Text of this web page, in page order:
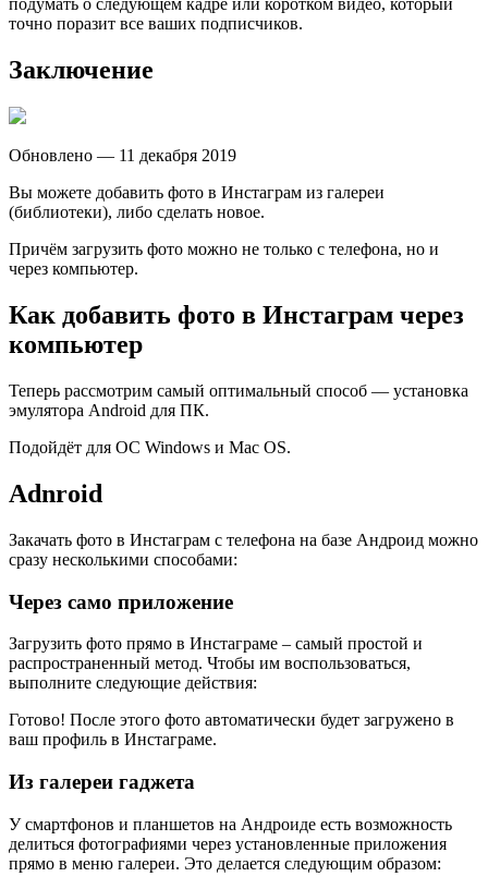
подумать о следующем кадре или коротком видео, который
точно поразит все ваших подписчиков.
Заключение
Обновлено — 11 декабря 2019
Вы можете добавить фото в Инстаграм из галереи
(библиотеки), либо сделать новое.
Причём загрузить фото можно не только с телефона, но и
через компьютер.
Как добавить фото в Инстаграм через
компьютер
Теперь рассмотрим самый оптимальный способ — установка
эмулятора Android для ПК.
Подойдёт для ОС Windows и Mac OS.
Adnroid
Закачать фото в Инстаграм с телефона на базе Андроид можно
сразу несколькими способами:
Через само приложение
Загрузить фото прямо в Инстаграме – самый простой и
распространенный метод. Чтобы им воспользоваться,
выполните следующие действия:
Готово! После этого фото автоматически будет загружено в
ваш профиль в Инстаграме.
Из галереи гаджета
У смартфонов и планшетов на Андроиде есть возможность
делиться фотографиями через установленные приложения
прямо в меню галереи. Это делается следующим образом: